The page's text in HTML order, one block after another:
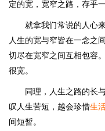
定的宽，宽窄之路，存乎一
就拿我们常说的人心
人生的宽与窄皆在一念之
切尽在宽窄之间互相包容
很宽。
同理，人生之路的长
叹人生苦短，越会珍惜生
间短暂。